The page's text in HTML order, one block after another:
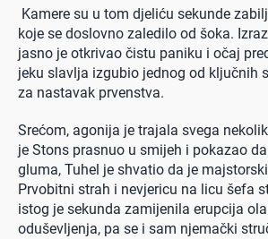
Kamere su u tom djeliću sekunde
koje se doslovno zaledilo od šoka.
jasno je otkrivao čistu paniku i očaj
jeku slavlja izgubio jednog od ključnih
za nastavak prvenstva.
Srećom, agonija je trajala svega
je Stons prasnuo u smijeh i pokazao
gluma, Tuhel je shvatio da je
Prvobitni strah i nevjericu na licu šefa
istog je sekunda zamijenila erupcija
oduševljenja, pa se i sam njemački